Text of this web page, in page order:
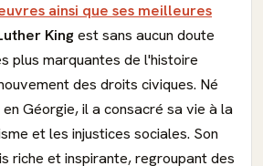
ainsi que ses meilleures
Kingest sans aucun doute
plus marquantes de l'histoire
des droits civiques. Né
Géorgie, il a consacré sa vie à la
et les injustices sociales. Son
riche et inspirante, regroupant des